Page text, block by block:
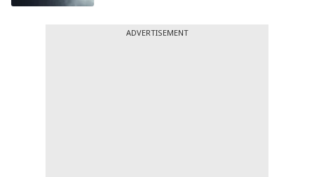
ADVERTISEMENT